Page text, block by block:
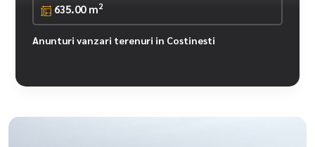
635.00 m2
Anunturi vanzari terenuri in Costinesti